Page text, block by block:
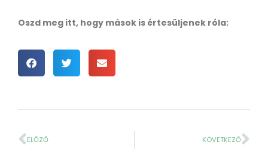
Oszd meg itt, hogy mások is értesüljenek róla:
ELŐZŐ KÖVETKEZŐ